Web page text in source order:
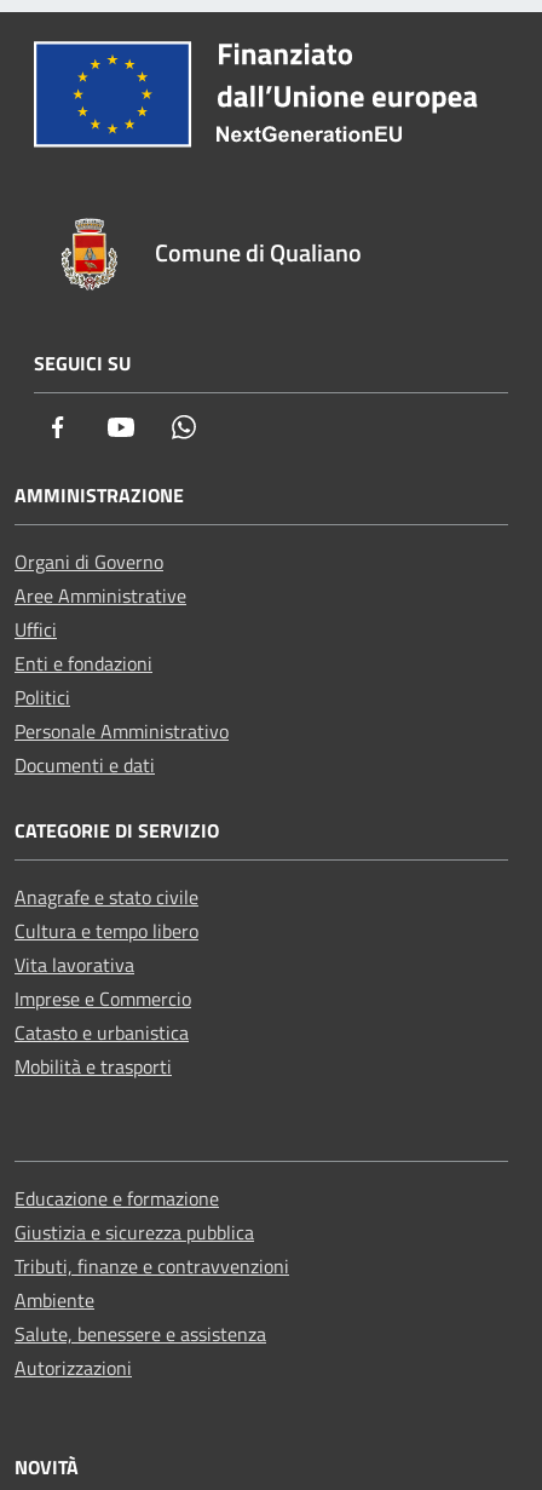
Comune di Qualiano
SEGUICI SU
Facebook Youtube
AMMINISTRAZIONE
Organi di Governo
Aree Amministrative
Uffici
Enti e fondazioni
Politici
Personale Amministrativo
Documenti e dati
CATEGORIE DI SERVIZIO
Anagrafe e stato civile
Cultura e tempo libero
Vita lavorativa
Imprese e Commercio
Catasto e urbanistica
Mobilità e trasporti
Educazione e formazione
Giustizia e sicurezza pubblica
Tributi, finanze e contravvenzioni
Ambiente
Salute, benessere e assistenza
Autorizzazioni
NOVITÀ